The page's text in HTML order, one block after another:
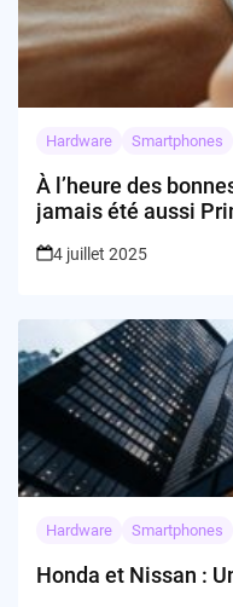
Hardware Smartphones
À l’heure des
jamais été aussi
4 juillet 2025
Hardware Smartphones
Honda et Nissan :